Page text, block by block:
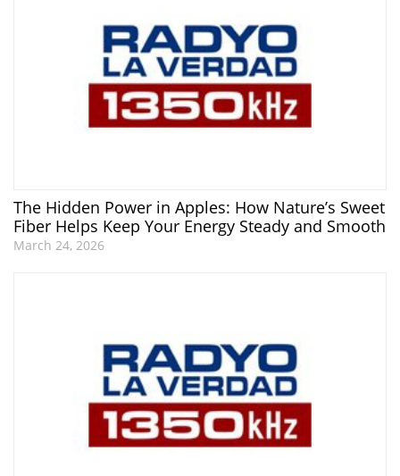
The Hidden Power in Apples: How Nature’s Sweet
Fiber Helps Keep Your Energy Steady and Smooth
March 24, 2026